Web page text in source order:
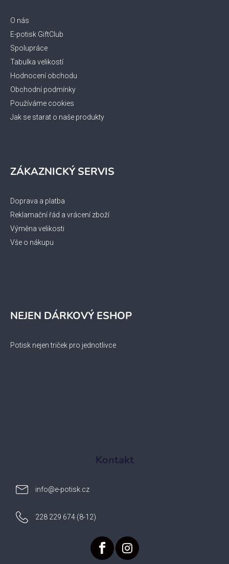
O nás
E-potisk GiftClub
Spolupráce
Tabulka velikostí
Hodnocení obchodu
Obchodní podmínky
Používáme cookies
Jak se starat o naše produkty
ZÁKAZNICKÝ SERVIS
Doprava a platba
Reklamační řád a vrácení zboží
Výměna velikosti
Vše o nákupu
NEJEN DÁRKOVÝ ESHOP
Potisk nejen triček pro jednotlivce
Kontakt
info@e-potisk.cz
228 229 674 (8-12)